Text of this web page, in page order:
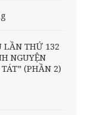
LẦN THỨ 132
NGUYỆN
(PHẦN 2)